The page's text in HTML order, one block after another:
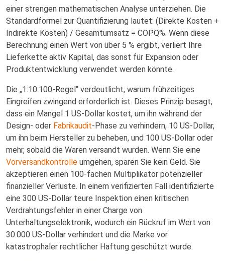
einer strengen mathematischen Analyse unterziehen. Die
Standardformel zur Quantifizierung lautet: (Direkte Kosten +
Indirekte Kosten) / Gesamtumsatz = COPQ%. Wenn diese
Berechnung einen Wert von über 5 % ergibt, verliert Ihre
Lieferkette aktiv Kapital, das sonst für Expansion oder
Produktentwicklung verwendet werden könnte.
Die „1:10:100-Regel“ verdeutlicht, warum frühzeitiges
Eingreifen zwingend erforderlich ist. Dieses Prinzip besagt,
dass ein Mangel 1 US-Dollar kostet, um ihn während der
Design- oder Fabrikaudit-Phase zu verhindern, 10 US-Dollar,
um ihn beim Hersteller zu beheben, und 100 US-Dollar oder
mehr, sobald die Waren versandt wurden. Wenn Sie eine
Vorversandkontrolle umgehen, sparen Sie kein Geld. Sie
akzeptieren einen 100-fachen Multiplikator potenzieller
finanzieller Verluste. In einem verifizierten Fall identifizierte
eine 300 US-Dollar teure Inspektion einen kritischen
Verdrahtungsfehler in einer Charge von
Unterhaltungselektronik, wodurch ein Rückruf im Wert von
30.000 US-Dollar verhindert und die Marke vor
katastrophaler rechtlicher Haftung geschützt wurde.